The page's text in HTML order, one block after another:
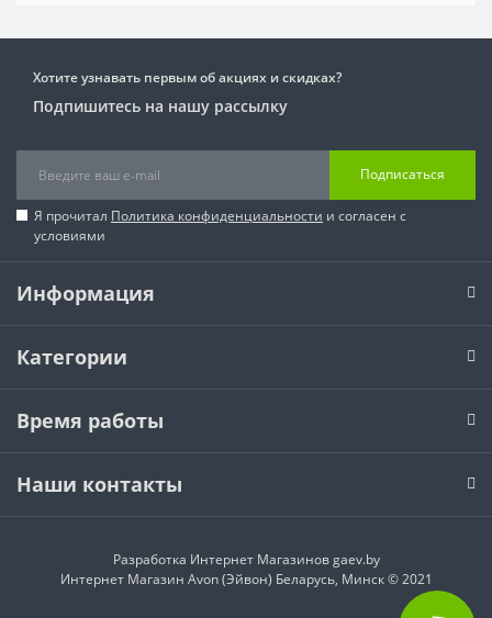
Хотите узнавать первым об акциях и скидках?
Подпишитесь на нашу рассылку
Подписаться
Я прочитал Политика конфиденциальности и согласен с
условиями
Информация
Категории
Время работы
Наши контакты
Разработка Интернет Магазиновgaev.by
Интернет Магазин Avon (Эйвон) Беларусь, Минск © 2021